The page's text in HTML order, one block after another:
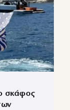
σκάφος